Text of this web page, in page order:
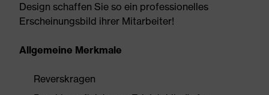
Design schaffen Sie so ein professionelles
Erscheinungsbild ihrer Mitarbeiter!
Allgemeine Merkmale
Reverskragen